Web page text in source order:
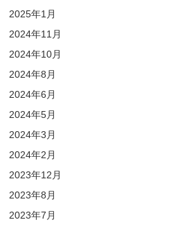
2025年1月
2024年11月
2024年10月
2024年8月
2024年6月
2024年5月
2024年3月
2024年2月
2023年12月
2023年8月
2023年7月